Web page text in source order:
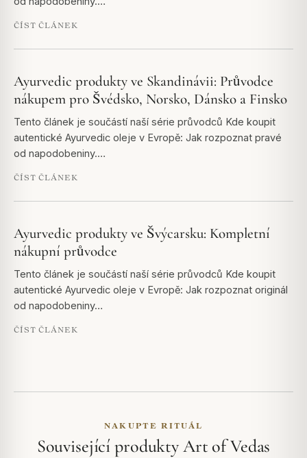
ČÍST ČLÁNEK
Ayurvedic produkty ve Skandinávii: Průvodce
nákupem pro Švédsko, Norsko, Dánsko a Finsko
Tento článek je součástí naší série průvodců Kde koupit
autentické Ayurvedic oleje v Evropě: Jak rozpoznat pravé
od napodobeniny.…
ČÍST ČLÁNEK
Ayurvedic produkty ve Švýcarsku: Kompletní
nákupní průvodce
Tento článek je součástí naší série průvodců Kde koupit
autentické Ayurvedic oleje v Evropě: Jak rozpoznat originál
od napodobeniny…
ČÍST ČLÁNEK
NAKUPTE RITUÁL
Související produkty Art of Vedas